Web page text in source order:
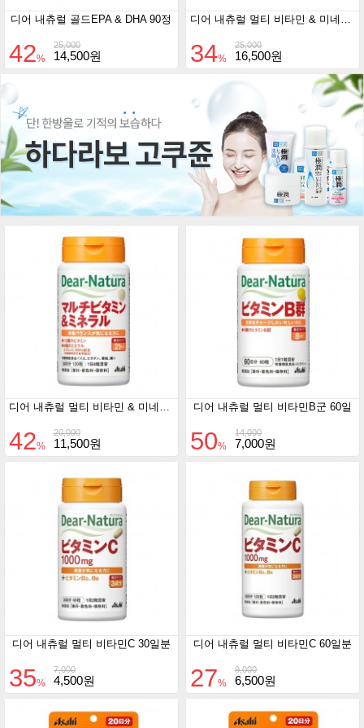
디어 내츄럴 골드EPA & DHA 90정
25,000
42% 14,500원
디어 내츄럴 멀티 비타민 & 미네랄 50일분
25,000
34% 16,500원
디어 내츄럴 멀티 비타민 & 미네랄 30일분
20,000
42% 11,500원
디어 내츄럴 멀티 비타민B군 60일
14,000
50% 7,000원
디어 내츄럴 멀티 비타민C 30일분
7,000
35% 4,500원
디어 내츄럴 멀티 비타민C 60일분
9,000
27% 6,500원